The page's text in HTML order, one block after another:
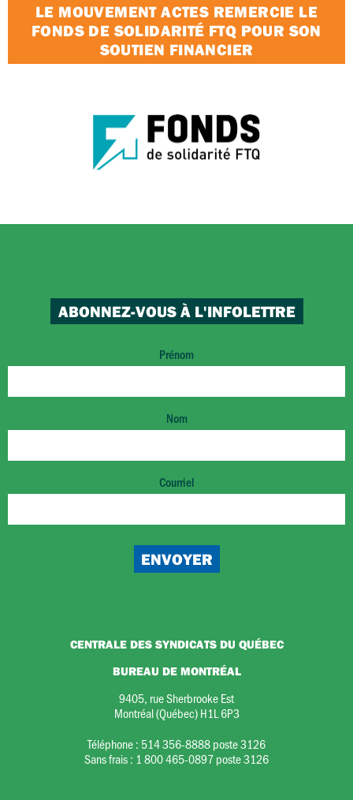
LE MOUVEMENT ACTES REMERCIE LE
FONDS DE SOLIDARITÉ FTQ POUR SON
SOUTIEN FINANCIER
ABONNEZ-VOUS À L'INFOLETTRE
Prénom
Nom
Courriel
CENTRALE DES SYNDICATS DU QUÉBEC
BUREAU DE MONTRÉAL
9405, rue Sherbrooke Est
Montréal (Québec) H1L 6P3
Téléphone : 514 356-8888 poste 3126
Sans frais : 1 800 465-0897 poste 3126